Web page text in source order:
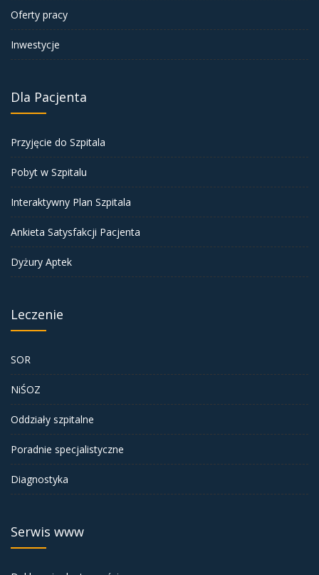
Oferty pracy
Inwestycje
Dla Pacjenta
Przyjęcie do Szpitala
Pobyt w Szpitalu
Interaktywny Plan Szpitala
Ankieta Satysfakcji Pacjenta
Dyżury Aptek
Leczenie
SOR
NiŚOZ
Oddziały szpitalne
Poradnie specjalistyczne
Diagnostyka
Serwis www